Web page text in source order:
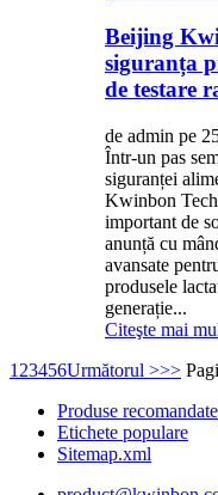
Beijing
siguranța
de testare
de admin pe
Într-un pas
siguranței
Kwinbon
important de
anunță cu
avansate
produsele
generație...
Citeşte mai
1 23456Următorul >>>
Produse recomandate
Etichete populare
Sitemap.xml